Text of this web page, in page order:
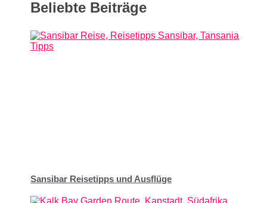
Beliebte Beiträge
Sansibar Reisetipps und Ausflüge